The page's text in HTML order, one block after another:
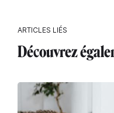
ARTICLES LIÉS
Découvrez